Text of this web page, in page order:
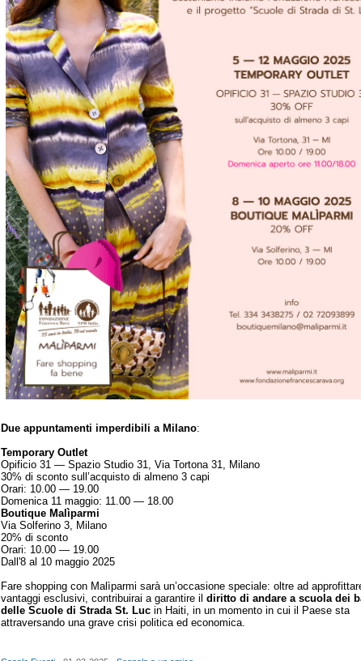
Due appuntamenti imperdibili a Milano:
Temporary Outlet
Opificio 31 — Spazio Studio 31, Via Tortona 31, Milano
30% di sconto sull’acquisto di almeno 3 capi
Orari: 10.00 — 19.00
Domenica 11 maggio: 11.00 — 18.00
Boutique Malìparmi
Via Solferino 3, Milano
20% di sconto
Orari: 10.00 — 19.00
Dall'8 al 10 maggio 2025
Fare shopping con Malìparmi sarà un’occasione speciale: oltre ad
vantaggi esclusivi, contribuirai a garantire il diritto di andare a scuola dei
delle Scuole di Strada St. Luc in Haiti, in un momento in cui il Paese sta
attraversando una grave crisi politica ed economica.